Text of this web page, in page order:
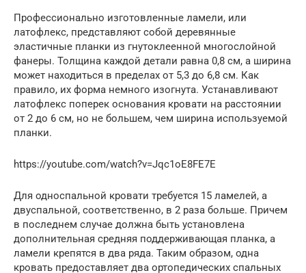
Профессионально изготовленные ламели, или
латофлекс, представляют собой деревянные
эластичные планки из гнутоклеенной многослойной
фанеры. Толщина каждой детали равна 0,8 см, а ширина
может находиться в пределах от 5,3 до 6,8 см. Как
правило, их форма немного изогнута. Устанавливают
латофлекс поперек основания кровати на расстоянии
от 2 до 6 см, но не большем, чем ширина используемой
планки.
https://youtube.com/watch?v=Jqc1oE8FE7E
Для односпальной кровати требуется 15 ламелей, а
двуспальной, соответственно, в 2 раза больше. Причем
в последнем случае должна быть установлена
дополнительная средняя поддерживающая планка, а
ламели крепятся в два ряда. Таким образом, одна
кровать предоставляет два ортопедических спальных